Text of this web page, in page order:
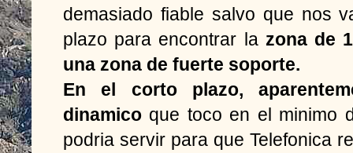
demasiado fiable salvo que nos
plazo para encontrar la zona de
una zona de fuerte soporte.
En el corto plazo,
dinamico que toco en el minimo
podria servir para que Telefonica